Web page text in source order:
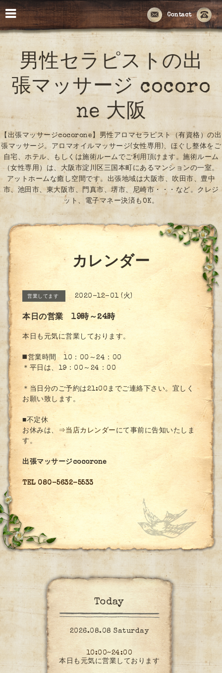
Contact
男性セラピストの出
張マッサージ cocoro
ne 大阪
【出張マッサージcocorone】男性アロマセラピスト（有資格）の出
張マッサージ。アロマオイルマッサージ(女性専用)、ほぐし整体をご
自宅、ホテル、もしくは施術ルームでご利用頂けます。施術ルーム
（女性専用）は、大阪市淀川区三国本町にあるマンションの一室。
アットホームな癒し空間です。出張地域は大阪市、吹田市、豊中
市、池田市、東大阪市、門真市、堺市、尼崎市・・・など。クレジ
ット、電子マネー決済もOK。
カレンダー
営業してます 2020-12-01 (火)
本日の営業 19時～24時
本日も元気に営業しております。
◼️営業時間 10：00～24：00
＊平日は、19：00～24：00
＊当日分のご予約は21:00までご連絡下さい。宜しく
お願い致します。
■不定休
お休みは、 ⇒当店カレンダー にて事前に告知いたしま
す。
出張マッサージcocorone
TEL 080-5632-5533
Today
2026.08.08 Saturday
10:00~24:00
本日も元気に営業しております